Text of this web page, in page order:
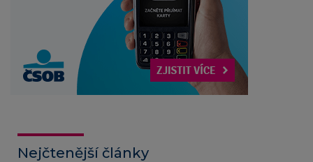
Nejčtenější články